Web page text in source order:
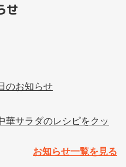
せ
のお知らせ
華サラダのレシピをクッ
お知らせ一覧を見る